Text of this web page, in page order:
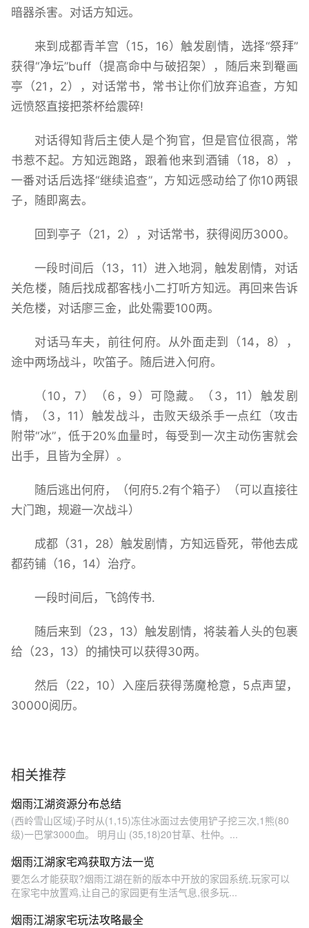
暗器杀害。对话方知远。
来到成都青羊宫（15，16）触发剧情，选择“祭拜”
获得“净坛”buff（提高命中与破招架），随后来到罨画
亭（21，2），对话常书，常书让你们放弃追查，方知
远愤怒直接把茶杯给震碎!
对话得知背后主使人是个狗官，但是官位很高，常
书惹不起。方知远跑路，跟着他来到酒铺（18，8），
一番对话后选择“继续追查”，方知远感动给了你10两银
子，随即离去。
回到亭子（21，2），对话常书，获得阅历3000。
一段时间后（13，11）进入地洞，触发剧情，对话
关危楼，随后找成都客栈小二打听方知远。再回来告诉
关危楼，对话廖三金，此处需要100两。
对话马车夫，前往何府。从外面走到（14，8），
途中两场战斗，吹笛子。随后进入何府。
（10，7）（6，9）可隐藏。（3，11）触发剧
情，（3，11）触发战斗，击败天级杀手一点红（攻击
附带“冰”，低于20%血量时，每受到一次主动伤害就会
出手，且皆为全屏）。
随后逃出何府，（何府5.2有个箱子）（可以直接往
大门跑，规避一次战斗）
成都（31，28）触发剧情，方知远昏死，带他去成
都药铺（16，14）治疗。
一段时间后，飞鸽传书.
随后来到（23，13）触发剧情，将装着人头的包裹
给（23，13）的捕快可以获得30两。
然后（22，10）入座后获得荡魔枪意，5点声望，
30000阅历。
相关推荐
烟雨江湖资源分布总结
(西岭雪山区域)子时从(1,15)冻住冰面过去使用铲子挖三次,1熊(80
级)一巴掌3000血。 明月山 (35,18)20甘草、杜仲。...
烟雨江湖家宅鸡获取方法一览
要怎么才能获取?烟雨江湖在新的版本中开放的家园系统,玩家可以
在家宅中放置鸡,让自己的家园更有生活气息,很多玩...
烟雨江湖家宅玩法攻略最全